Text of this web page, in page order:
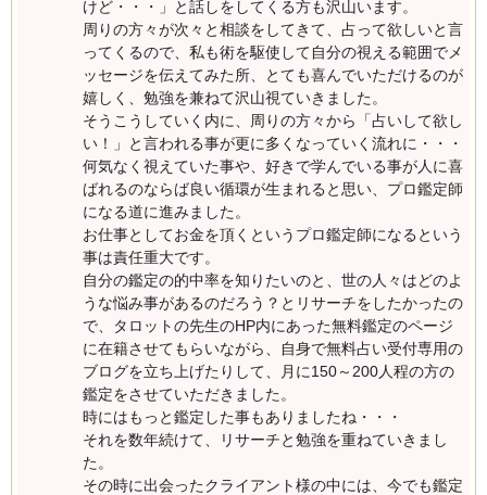
けど・・・」と話しをしてくる方も沢山います。
周りの方々が次々と相談をしてきて、占って欲しいと言
ってくるので、私も術を駆使して自分の視える範囲でメ
ッセージを伝えてみた所、とても喜んでいただけるのが
嬉しく、勉強を兼ねて沢山視ていきました。
そうこうしていく内に、周りの方々から「占いして欲し
い！」と言われる事が更に多くなっていく流れに・・・
何気なく視えていた事や、好きで学んでいる事が人に喜
ばれるのならば良い循環が生まれると思い、プロ鑑定師
になる道に進みました。
お仕事としてお金を頂くというプロ鑑定師になるという
事は責任重大です。
自分の鑑定の的中率を知りたいのと、世の人々はどのよ
うな悩み事があるのだろう？とリサーチをしたかったの
で、タロットの先生のHP内にあった無料鑑定のページ
に在籍させてもらいながら、自身で無料占い受付専用の
ブログを立ち上げたりして、月に150～200人程の方の
鑑定をさせていただきました。
時にはもっと鑑定した事もありましたね・・・
それを数年続けて、リサーチと勉強を重ねていきまし
た。
その時に出会ったクライアント様の中には、今でも鑑定